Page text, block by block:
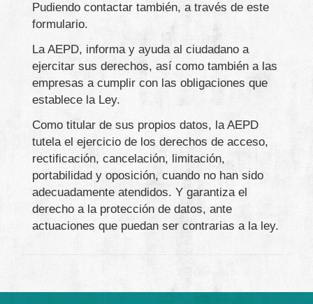
Pudiendo contactar también, a través de este
formulario.
La AEPD, informa y ayuda al ciudadano a
ejercitar sus derechos, así como también a las
empresas a cumplir con las obligaciones que
establece la Ley.
Como titular de sus propios datos, la AEPD
tutela el ejercicio de los derechos de acceso,
rectificación, cancelación, limitación,
portabilidad y oposición, cuando no han sido
adecuadamente atendidos. Y garantiza el
derecho a la protección de datos, ante
actuaciones que puedan ser contrarias a la ley.